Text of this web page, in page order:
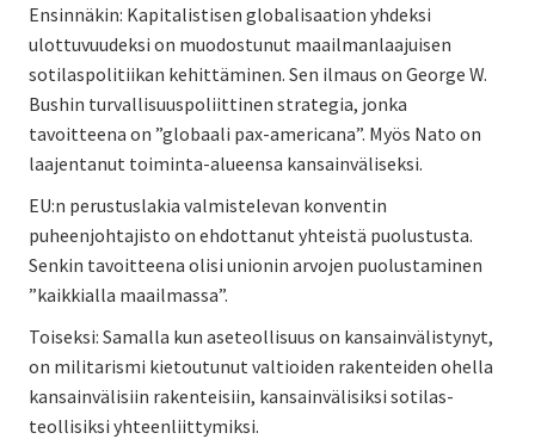
Ensinnäkin: Kapitalistisen globalisaation yhdeksi
ulottuvuudeksi on muodostunut maailmanlaajuisen
sotilaspolitiikan kehittäminen. Sen ilmaus on George W.
Bushin turvallisuuspoliittinen strategia, jonka
tavoitteena on ”globaali pax-americana”. Myös Nato on
laajentanut toiminta-alueensa kansainväliseksi.
EU:n perustuslakia valmistelevan konventin
puheenjohtajisto on ehdottanut yhteistä puolustusta.
Senkin tavoitteena olisi unionin arvojen puolustaminen
”kaikkialla maailmassa”.
Toiseksi: Samalla kun aseteollisuus on kansainvälistynyt,
on militarismi kietoutunut valtioiden rakenteiden ohella
kansainvälisiin rakenteisiin, kansainvälisiksi sotilas-
teollisiksi yhteenliittymiksi.